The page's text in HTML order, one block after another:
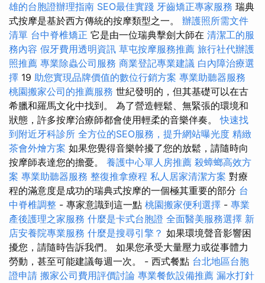
雄的台胞證辦理指南 SEO最佳實踐 牙齒矯正專家服務 瑞典
式按摩是基於西方傳統的按摩類型之一。 辦護照所需文件
清單 台中脊椎矯正 它是由一位瑞典擊劍大師在 清潔工的服
務內容 假牙費用透明資訊 草屯按摩服務推薦 旅行社代辦護
照推薦 專業除蟲公司服務 商業登記專業建議 白內障治療選
擇 19 助您實現品牌價值的數位行銷方案 專業助聽器服務
桃園搬家公司的推薦服務 世紀發明的，但其基礎可以在古
希臘和羅馬文化中找到。 為了營造輕鬆、無緊張的環境和
狀態，許多按摩治療師都會使用輕柔的音樂伴奏。快速找
到附近牙科診所 全方位的SEO服務，提升網站曝光度 精緻
茶會外燴方案 如果您覺得音樂幹擾了您的放鬆，請隨時向
按摩師表達您的擔憂。 養護中心單人房推薦 殺蟑螂高效方
案 專業助聽器服務 整復推拿療程 私人居家清潔方案 對療
程的滿意度是成功的瑞典式按摩的一個極其重要的部分 台
中脊椎調整 - 專家意識到這一點 桃園搬家便利選擇 - 專業
產後護理之家服務 什麼是卡式台胞證 全面醫美服務選擇 新
店安養院專業服務 什麼是搜尋引擎？ 如果環境聲音影響困
擾您，請隨時告訴我們。 如果您承受大量壓力或從事體力
勞動，甚至可能建議每週一次。 - 西式餐點 台北地區台胞
證申請 搬家公司費用評價討論 專業餐飲設備推薦 漏水打針